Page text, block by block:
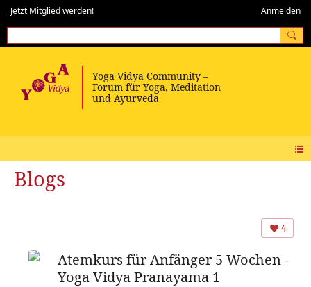
Jetzt Mitglied werden! Anmelden
Blogs
4
Atemkurs für Anfänger 5 Wochen -
Yoga Vidya Pranayama 1